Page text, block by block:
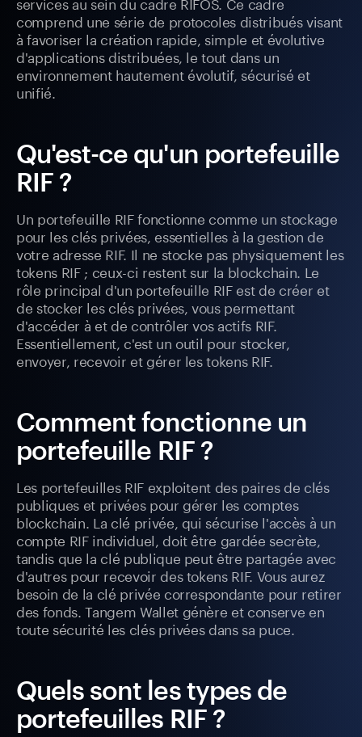
comprend une série de protocoles distribués visant
à favoriser la création rapide, simple et évolutive
d'applications distribuées, le tout dans un
environnement hautement évolutif, sécurisé et
unifié.
Qu'est-ce qu'un portefeuille
RIF ?
Un portefeuille RIF fonctionne comme un stockage
pour les clés privées, essentielles à la gestion de
votre adresse RIF. Il ne stocke pas physiquement les
tokens RIF ; ceux-ci restent sur la blockchain. Le
rôle principal d'un portefeuille RIF est de créer et
de stocker les clés privées, vous permettant
d'accéder à et de contrôler vos actifs RIF.
Essentiellement, c'est un outil pour stocker,
envoyer, recevoir et gérer les tokens RIF.
Comment fonctionne un
portefeuille RIF ?
Les portefeuilles RIF exploitent des paires de clés
publiques et privées pour gérer les comptes
blockchain. La clé privée, qui sécurise l'accès à un
compte RIF individuel, doit être gardée secrète,
tandis que la clé publique peut être partagée avec
d'autres pour recevoir des tokens RIF. Vous aurez
besoin de la clé privée correspondante pour retirer
des fonds. Tangem Wallet génère et conserve en
toute sécurité les clés privées dans sa puce.
Quels sont les types de
portefeuilles RIF ?